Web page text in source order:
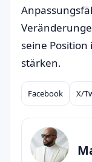
seine
stärken.
Compartilhar
Facebook X/